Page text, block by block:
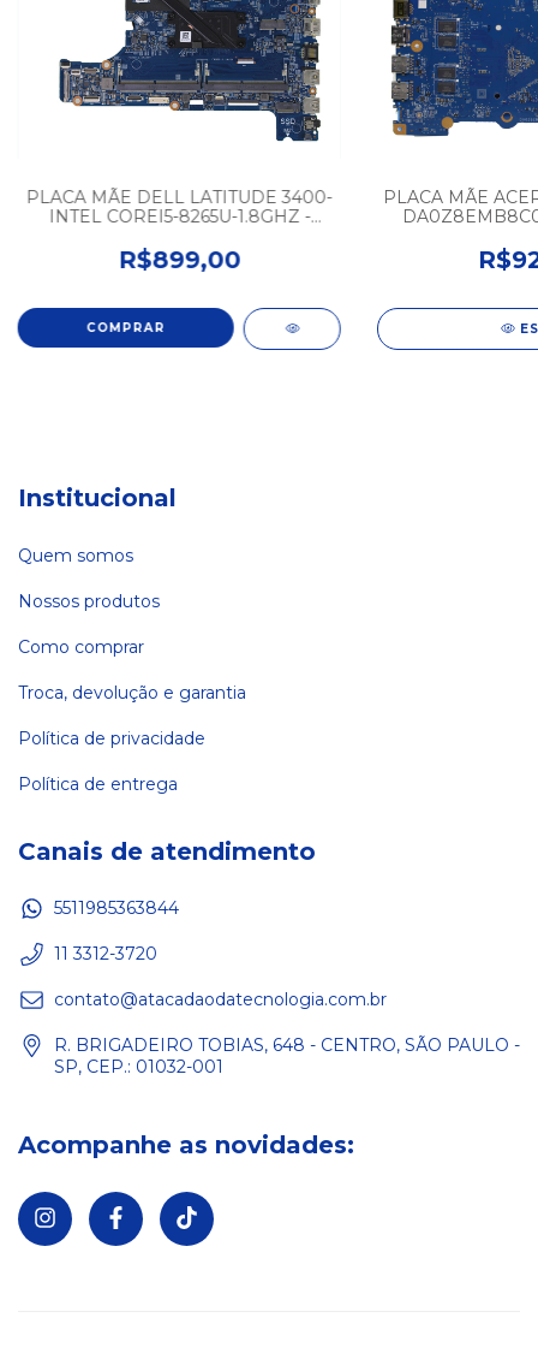
PLACA MÃE DELL LATITUDE 3400-
INTEL COREI5-8265U-1.8GHZ -
R$899,00
PLACA MÃE
Institucional
Quem somos
Nossos produtos
Como comprar
Troca, devolução e garantia
Política de privacidade
Política de entrega
Canais de atendimento
5511985363844
11 3312-3720
contato@atacadaodatecnologia.com.br
R. BRIGADEIRO TOBIAS, 648 - CENTRO, SÃO PAULO -
SP, CEP.: 01032-001
Acompanhe as novidades: